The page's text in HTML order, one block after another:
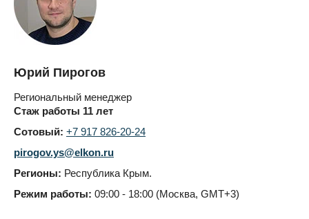
Юрий Пирогов
Региональный менеджер
Стаж работы 11 лет
Сотовый: +7 917 826-20-24
pirogov.ys@elkon.ru
Регионы: Республика Крым.
Режим работы: 09:00 - 18:00 (Москва, GMT+3)